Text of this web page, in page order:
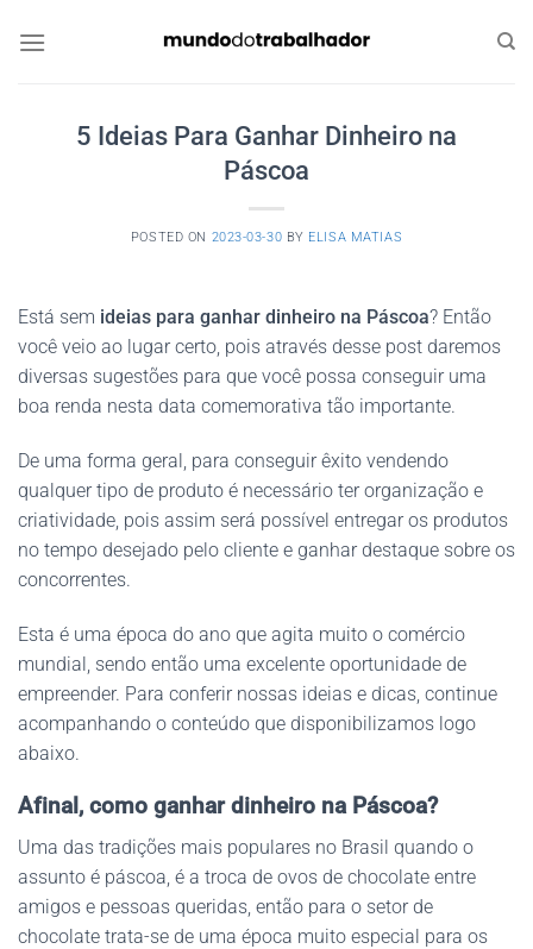
5 Ideias Para Ganhar Dinheiro na
Páscoa
POSTED ON 2023-03-30 BY ELISA MATIAS
Está sem ideias para ganhar dinheiro na Páscoa? Então
você veio ao lugar certo, pois através desse post daremos
diversas sugestões para que você possa conseguir uma
boa renda nesta data comemorativa tão importante.
De uma forma geral, para conseguir êxito vendendo
qualquer tipo de produto é necessário ter organização e
criatividade, pois assim será possível entregar os produtos
no tempo desejado pelo cliente e ganhar destaque sobre os
concorrentes.
Esta é uma época do ano que agita muito o comércio
mundial, sendo então uma excelente oportunidade de
empreender. Para conferir nossas ideias e dicas, continue
acompanhando o conteúdo que disponibilizamos logo
abaixo.
Afinal, como ganhar dinheiro na Páscoa?
Uma das tradições mais populares no Brasil quando o
assunto é páscoa, é a troca de ovos de chocolate entre
amigos e pessoas queridas, então para o setor de
chocolate trata-se de uma época muito especial para os